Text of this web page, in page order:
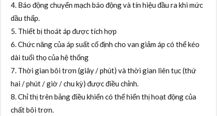
4. Báo động chuyển mạch báo động và tín hiệu đầu ra khi mức
dầu thấp.
5. Thiết bị thoát áp được tích hợp
6. Chức năng của áp suất cố định cho van giảm áp có thể kéo
dài tuổi thọ của hệ thống
7. Thời gian bôi trơn (giây / phút) và thời gian liên tục (thứ
hai / phút / giờ / chu kỳ) được điều chỉnh.
8. Chỉ thị trên bảng điều khiển có thể hiển thị hoạt động của
chất bôi trơn.